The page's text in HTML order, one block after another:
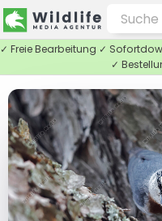
✓ Freie Bearbeitung ✓
✓